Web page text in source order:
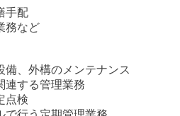
手配
務など
備、外構のメンテナンス
連する管理業務
点検